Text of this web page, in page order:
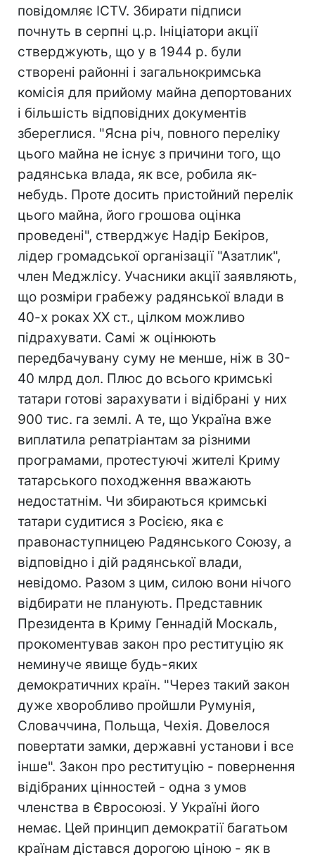
повідомляє ICTV. Збирати підписи
почнуть в серпні ц.р. Ініціатори акції
стверджують, що у в 1944 р. були
створені районні і загальнокримська
комісія для прийому майна депортованих
і більшість відповідних документів
збереглися. "Ясна річ, повного переліку
цього майна не існує з причини того, що
радянська влада, як все, робила як-
небудь. Проте досить пристойний перелік
цього майна, його грошова оцінка
проведені", стверджує Надір Бекіров,
лідер громадської організації "Азатлик",
член Меджлісу. Учасники акції заявляють,
що розміри грабежу радянської влади в
40-х роках ХХ ст., цілком можливо
підрахувати. Самі ж оцінюють
передбачувану суму не менше, ніж в 30-
40 млрд дол. Плюс до всього кримські
татари готові зарахувати і відібрані у них
900 тис. га землі. А те, що Україна вже
виплатила репатріантам за різними
програмами, протестуючі жителі Криму
татарського походження вважають
недостатнім. Чи збираються кримські
татари судитися з Росією, яка є
правонаступницею Радянського Союзу, а
відповідно і дій радянської влади,
невідомо. Разом з цим, силою вони нічого
відбирати не планують. Представник
Президента в Криму Геннадій Москаль,
прокоментував закон про реституцію як
неминуче явище будь-яких
демократичних країн. "Через такий закон
дуже хворобливо пройшли Румунія,
Словаччина, Польща, Чехія. Довелося
повертати замки, державні установи і все
інше". Закон про реституцію - повернення
відібраних цінностей - одна з умов
членства в Євросоюзі. У Україні його
немає. Цей принцип демократії багатьом
країнам дістався дорогою ціною - як в